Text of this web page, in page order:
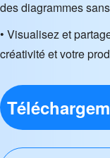
des diagrammes
• Visualisez et
créativité et votre